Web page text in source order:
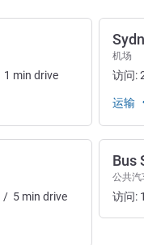
1 min drive
/ 5 min drive
机场
访问:
运输
Bus
公共汽
访问: